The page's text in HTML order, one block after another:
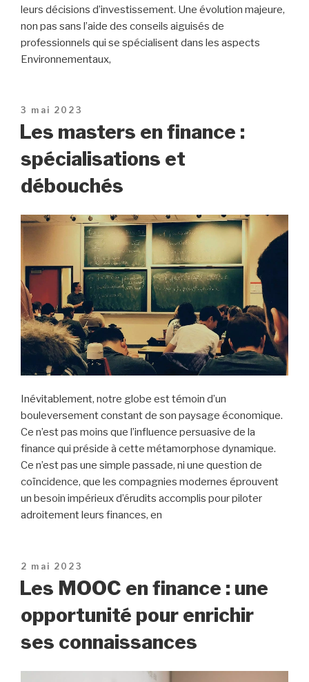
leurs décisions d’investissement. Une évolution majeure,
non pas sans l’aide des conseils aiguisés de
professionnels qui se spécialisent dans les aspects
Environnementaux,
Publié
le
3 mai 2023
Les masters en finance :
spécialisations et
débouchés
Inévitablement, notre globe est témoin d’un
bouleversement constant de son paysage économique.
Ce n’est pas moins que l’influence persuasive de la
finance qui préside à cette métamorphose dynamique.
Ce n’est pas une simple passade, ni une question de
coïncidence, que les compagnies modernes éprouvent
un besoin impérieux d’érudits accomplis pour piloter
adroitement leurs finances, en
Publié
le
2 mai 2023
Les MOOC en finance : une
opportunité pour enrichir
ses connaissances